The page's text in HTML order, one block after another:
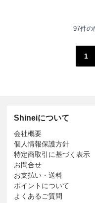
97件の
1
Shineiについて
会社概要
個人情報保護方針
特定商取引に基づく表示
お問合せ
お支払い・送料
ポイントについて
よくあるご質問